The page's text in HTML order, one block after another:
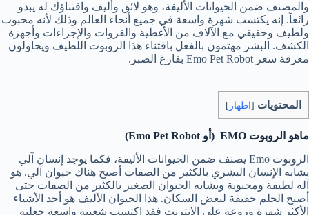
والمصنف ضمن الحيوانات الأليفة، وهو لائق وأليف واقتناؤك له يبدو
رائعاً. إنه يكتسب شهرة واسعة في جميع أنحاء العالم وذلك لأنه محبوب
ولطيف وحقيقي مع الآلاف من الأغطية والفروات والإجراءات وأجهزة
الكشف. البشر مهتمون بالفعل باقتناء هذا الروبوت اللطيف ويحاولون
معرفة سعر Emo Pet Robot بفارغ الصبر.
المحتويات [ اظهار ]
ماهو الروبوت EMO (أو Emo Pet Robot)
الروبوت Emo يصنف ضمن الحيوانات الأليفة، فكما يوجد إنسان آلي
يشابه الإنسان البشري بالكثير من الصفات أصبح هناك حيوان آلي. هو
آله لطيفة ومحبوبة ويشابه الحيوان الصغير بالكثير من الصفات حتى
أصبح الحلم حقيقة لبعض السكان. هذا الحيوان الأليف هو أحد الأشياء
الأكثر شهرة وروعة على الانترنت فقد اكتسب شعبية واسعة جعلته